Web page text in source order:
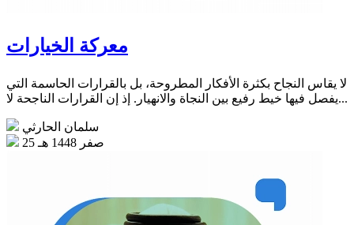
معركة الخيارات
لا يقاس النجاح بكثرة الأفكار المطروحة، بل بالقرارات الحاسمة التي
يفصل فيها خيط رفيع بين النجاة والانهيار. إذ إن القرارات الناجحة لا...
سلمان الحارثي
25 صفر 1448 هـ